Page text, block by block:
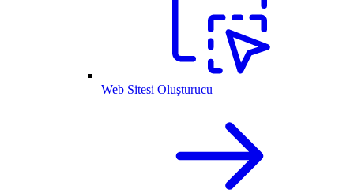
Web Sitesi Oluşturucu